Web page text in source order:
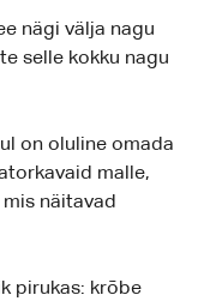
nägi välja nagu
selle kokku nagu
on oluline omada
malle,
näitavad
pirukas: krõbe